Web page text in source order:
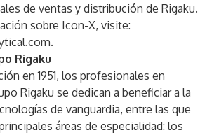
de ventas y distribución de Rigaku.
sobre Icon-X, visite:
.
Rigaku
en 1951, los profesionales en
Rigaku se dedican a beneficiar a la
de vanguardia, entre las que
áreas de especialidad: los